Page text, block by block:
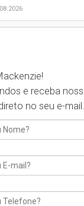
do
Mackenzie
nova edição da
e receba
no seu e-mail.